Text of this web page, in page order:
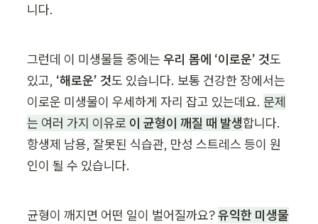
니다.
그런데 이 미생물들 중에는 우리 몸에 ‘이로운’ 것도
있고, ‘해로운’ 것도 있습니다. 보통 건강한 장에서는
이로운 미생물이 우세하게 자리 잡고 있는데요. 문제
는 여러 가지 이유로 이 균형이 깨질 때 발생합니다.
항생제 남용, 잘못된 식습관, 만성 스트레스 등이 원
인이 될 수 있습니다.
균형이 깨지면 어떤 일이 벌어질까요? 유익한 미생물